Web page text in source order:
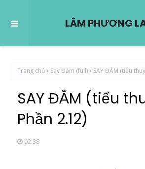
LÂM PHƯƠNG
Trang chủ Say Đắm (full) SAY ĐẮM (tiểu
SAY ĐẮM (tiểu
Phần 2.12)
02:38